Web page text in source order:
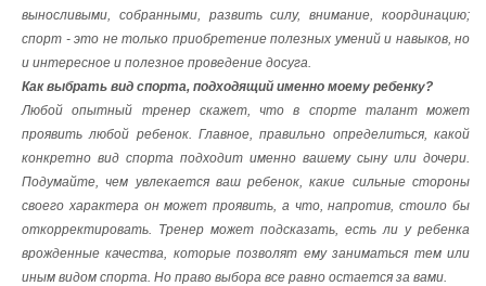
выносливыми, собранными, развить силу, внимание, координацию;
спорт - это не только приобретение полезных умений и навыков, но
и интересное и полезное проведение досуга.
Как выбрать вид спорта, подходящий именно моему ребенку?
Любой опытный тренер скажет, что в спорте талант может
проявить любой ребенок. Главное, правильно определиться, какой
конкретно вид спорта подходит именно вашему сыну или дочери.
Подумайте, чем увлекается ваш ребенок, какие сильные стороны
своего характера он может проявить, а что, напротив, стоило бы
откорректировать. Тренер может подсказать, есть ли у ребенка
врожденные качества, которые позволят ему заниматься тем или
иным видом спорта. Но право выбора все равно остается за вами.